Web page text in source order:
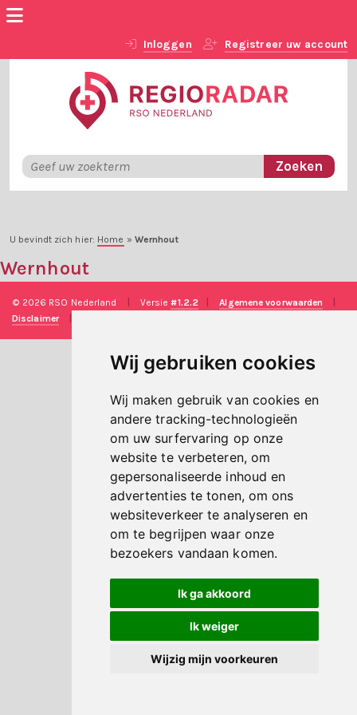
Wij gebruiken cookies
Wij maken gebruik van cookies en
andere tracking-technologieën
om uw surfervaring op onze
website te verbeteren, om
gepersonaliseerde inhoud en
advertenties te tonen, om ons
websiteverkeer te analyseren en
om te begrijpen waar onze
bezoekers vandaan komen.
Ik ga akkoord
Ik weiger
Wijzig mijn voorkeuren
Inloggen Registreer uw account
U bevindt zich hier: Home » Wernhout
Wernhout
© 2026 RSO Nederland Versie#1.2.2 Algemene voorwaarden
Disclaimer